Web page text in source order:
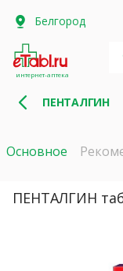
Белгород
интернет-аптека
ПЕНТАЛГИН
Основное
ПЕНТАЛГИН